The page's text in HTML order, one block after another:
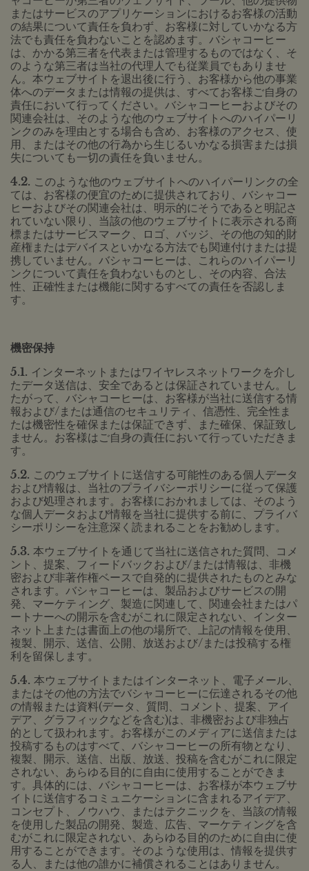
またはサービスのアプリケーションにおけるお客様の活動
の結果について責任を負わず、お客様に対していかなる方
法でも責任を負わないことを認めます。バシャコーヒー
は、かかる第三者を代表または管理するものではなく、そ
のような第三者は当社の代理人でも従業員でもありませ
ん。本ウェブサイトを退出後に行う、お客様から他の事業
体へのデータまたは情報の提供は、すべてお客様ご自身の
責任において行ってください。バシャコーヒーおよびその
関連会社は、そのような他のウェブサイトへのハイパーリ
ンクのみを理由とする場合も含め、お客様のアクセス、使
用、またはその他の行為から生じるいかなる損害または損
失についても一切の責任を負いません。
4.2. このような他のウェブサイトへのハイパーリンクの全
ては、お客様の便宜のために提供されており、バシャコー
ヒーおよびその関連会社は、明示的にそうであると明記さ
れていない限り、当該の他のウェブサイトに表示される商
標またはサービスマーク、ロゴ、バッジ、その他の知的財
産権またはデバイスといかなる方法でも関連付けまたは提
携していません。バシャコーヒーは、これらのハイパーリ
ンクについて責任を負わないものとし、その内容、合法
性、正確性または機能に関するすべての責任を否認しま
す。
機密保持
5.1. インターネットまたはワイヤレスネットワークを介し
たデータ送信は、安全であるとは保証されていません。し
たがって、バシャコーヒーは、お客様が当社に送信する情
報および/または通信のセキュリティ、信憑性、完全性ま
たは機密性を確保または保証できず、また確保、保証致し
ません。お客様はご自身の責任において行っていただきま
す。
5.2. このウェブサイトに送信する可能性のある個人データ
および情報は、当社のプライバシーポリシーに従って保護
および処理されます。お客様におかれましては、そのよう
な個人データおよび情報を当社に提供する前に、プライバ
シーポリシーを注意深く読まれることをお勧めします。
5.3. 本ウェブサイトを通じて当社に送信された質問、コメ
ント、提案、フィードバックおよび/または情報は、非機
密および非著作権ベースで自発的に提供されたものとみな
されます。バシャコーヒーは、製品およびサービスの開
発、マーケティング、製造に関連して、関連会社またはパ
ートナーへの開示を含むがこれに限定されない、インター
ネット上または書面上の他の場所で、上記の情報を使用、
複製、開示、送信、公開、放送および/または投稿する権
利を留保します。
5.4. 本ウェブサイトまたはインターネット、電子メール、
またはその他の方法でバシャコーヒーに伝達されるその他
の情報または資料(データ、質問、コメント、提案、アイ
デア、グラフィックなどを含む)は、非機密および非独占
的として扱われます。お客様がこのメディアに送信または
投稿するものはすべて、バシャコーヒーの所有物となり、
複製、開示、送信、出版、放送、投稿を含むがこれに限定
されない、あらゆる目的に自由に使用することができま
す。具体的には、バシャコーヒーは、お客様が本ウェブサ
イトに送信するコミュニケーションに含まれるアイデア、
コンセプト、ノウハウ、またはテクニックを、当該の情報
を使用した製品の開発、製造、広告、マーケティングを含
むがこれに限定されない、あらゆる目的のために自由に使
用することができます。そのような使用は、情報を提供す
る人、または他の誰かに補償されることはありません。